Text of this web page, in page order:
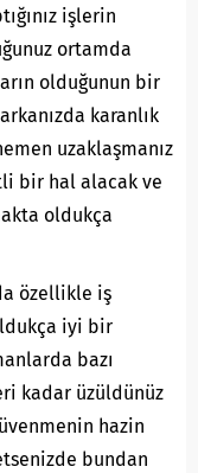
işlerin
ortamda
olduğunun bir
karanlık
uzaklaşmanız
bir hal alacak ve
oldukça
özellikle iş
iyi bir
bazı
kadar üzüldünüz
hazin
bundan